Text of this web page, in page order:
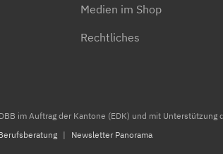
Medien im Shop
Rechtliches
im Auftrag der Kantone (EDK) und mit Unterstützung
Newsletter Panorama